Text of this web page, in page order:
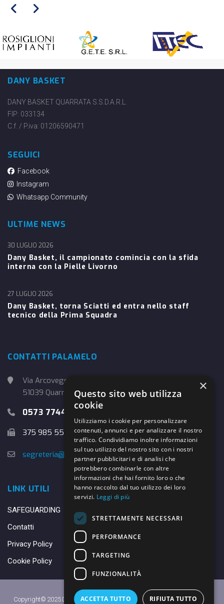
DANY BASKET
DANY BASKET QUARRATA S.S.D.A.R.L.
FIP: 033134
C.f. / P.iva: 01206590471
SEGUICI
Facebook
Instagram
Whatsapp Community
ULTIME NEWS
Dany Basket, il campionato comincia con la sfida
interna con la Pielle Livorno
30 LUGLIO 2026
Dany Basket, torna Sciatti ed entra nello staff
tecnico della Prima Squadra
27 LUGLIO 2026
CONTATTI PALAMELO
Via Arcoveggio, 4
51039 Quarrata (PT)
0573 774457
375 985 5526
segreteria@danybasket.it
LINK UTILI
SAFEGUARDING
Contatti
Privacy Policy
Cookie Policy
Copyright© 2025 DANY BASKET QUARRATA S.S.D.A.R.L. -Privacy Policy
×
Questo sito web utilizza
cookie
Utilizziamo i cookie per personalizzare
contenuti, annunci e per analizzare il nostro
traffico. Condividiamo inoltre informazioni
sul tuo utilizzo del nostro sito con i nostri
partner pubblicitari e di analisi che
potrebbero combinarle con altre
informazioni che hai fornito loro o che
hanno raccolto dal tuo utilizzo dei loro
servizi. Leggi di più
STRETTAMENTE NECESSARI
PERFORMANCE
TARGETING
FUNZIONALITÀ
ACCETTA TUTTO RIFIUTA TUTTO